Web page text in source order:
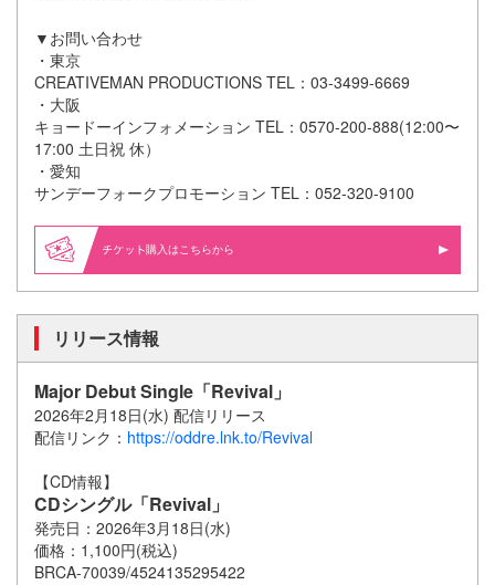
▼お問い合わせ
・東京
CREATIVEMAN PRODUCTIONS TEL：03-3499-6669
・大阪
キョードーインフォメーション TEL：0570-200-888(12:00〜
17:00 ⼟⽇祝 休）
・愛知
サンデーフォークプロモーション TEL：052-320-9100
購入はこちらから
リリース情報
Major Debut Single「Revival」
2026年2月18日(水) 配信リリース
配信リンク： https://oddre.lnk.to/Revival
【CD情報】
CDシングル「Revival」
発売日：2026年3月18日(水)
価格：1,100円(税込)
BRCA-70039/4524135295422